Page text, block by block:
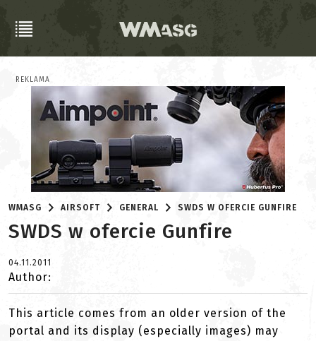
REKLAMA
WMASG AIRSOFT GENERAL SWDS W OFERCIE GUNFIRE
SWDS w ofercie Gunfire
04.11.2011
Author:
This article comes from an older version of the
portal and its display (especially images) may